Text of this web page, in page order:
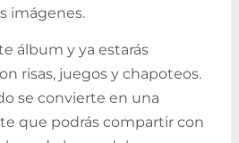
imágenes.
álbum y ya estarás
risas, juegos y chapoteos.
se convierte en una
que podrás compartir con